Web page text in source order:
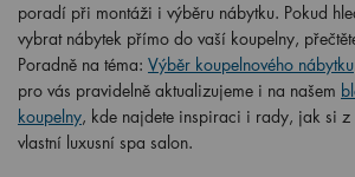
poradí při montáži i výběru nábytku. Pokud
vybrat nábytek přímo do vaší koupelny,
Poradně na téma: Výběr koupelnového nábytku
pro vás pravidelně aktualizujeme i na našem
koupelny, kde najdete inspiraci i rady, jak si z
vlastní luxusní spa salon.